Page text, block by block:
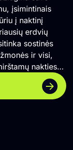
įsimintinais
į naktinį
erdvių
ir visi,
nakties